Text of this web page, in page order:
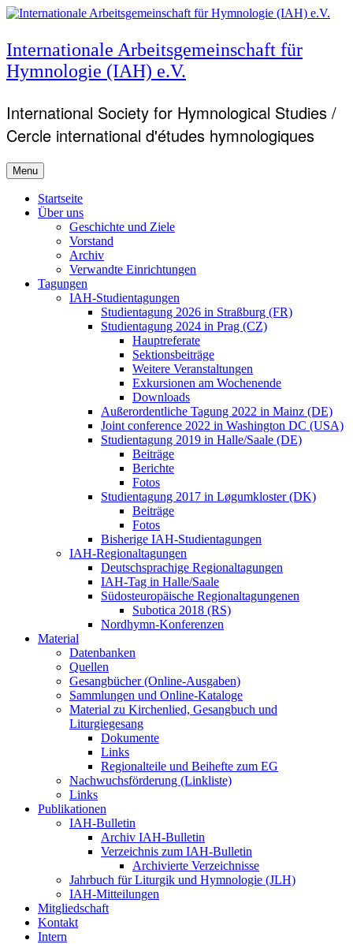
Skip
content
Internationale Arbeitsgemeinschaft für
Hymnologie (IAH) e.V.
International Society for Hymnological Studies /
Cercle international d'études hymnologiques
Menu
Primary
menu
Startseite
Über uns
Geschichte und Ziele
Vorstand
Archiv
Verwandte Einrichtungen
Tagungen
IAH-Studientagungen
Studientagung 2026 in Straßburg (FR)
Studientagung 2024 in Prag (CZ)
Hauptreferate
Sektionsbeiträge
Weitere Veranstaltungen
Exkursionen am Wochenende
Downloads
Außerordentliche Tagung 2022 in Mainz (DE)
Joint conference 2022 in Washington DC (USA)
Studientagung 2019 in Halle/Saale (DE)
Beiträge
Berichte
Fotos
Studientagung 2017 in Løgumkloster (DK)
Beiträge
Fotos
Bisherige IAH-Studientagungen
IAH-Regionaltagungen
Deutschsprachige Regionaltagungen
IAH-Tag in Halle/Saale
Südosteuropäische Regionaltagungenen
Subotica 2018 (RS)
Nordhymn-Konferenzen
Material
Datenbanken
Quellen
Gesangbücher (Online-Ausgaben)
Sammlungen und Online-Kataloge
Material zu Kirchenlied, Gesangbuch und
Liturgiegesang
Dokumente
Links
Regionalteile und Beihefte zum EG
Nachwuchsförderung (Linkliste)
Links
Publikationen
IAH-Bulletin
Archiv IAH-Bulletin
Verzeichnis zum IAH-Bulletin
Archivierte Verzeichnisse
Jahrbuch für Liturgik und Hymnologie (JLH)
IAH-Mitteilungen
Mitgliedschaft
Kontakt
Intern